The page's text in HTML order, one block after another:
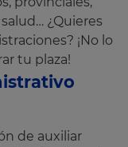
¿Quieres
¡No lo
tu plaza!
de auxiliar